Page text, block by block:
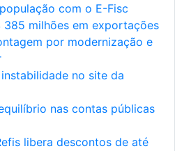
com o E-Fisc
milhões em exportações
por modernização e
no site da
nas contas públicas
libera descontos de até